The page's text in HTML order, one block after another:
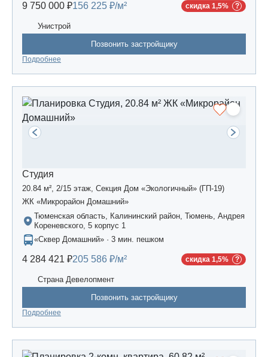
9 750 000 ₽156 225 ₽/м² скидка 1,5%
Унистрой
Позвонить застройщику
Подробнее
Студия
20.84 м², 2/15 этаж, Секция Дом «Экологичный» (ГП-19)
ЖК «Микрорайон Домашний»
Тюменская область, Калининский район, Тюмень, Андрея
Кореневского, 5 корпус 1
«Сквер Домашний» · 3 мин. пешком
4 284 421 ₽205 586 ₽/м² скидка 1,5%
Страна Девелопмент
Позвонить застройщику
Подробнее